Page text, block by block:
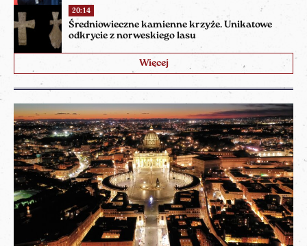
20:14
Średniowieczne kamienne krzyże. Unikatowe
odkrycie z norweskiego lasu
Więcej